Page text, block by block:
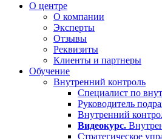
О центре
О компании
Эксперты
Отзывы
Реквизиты
Клиенты и партнеры
Обучение
Внутренний контроль
Специалист по
Руководитель
Внутренний
Видеокурс.
Стратегическое